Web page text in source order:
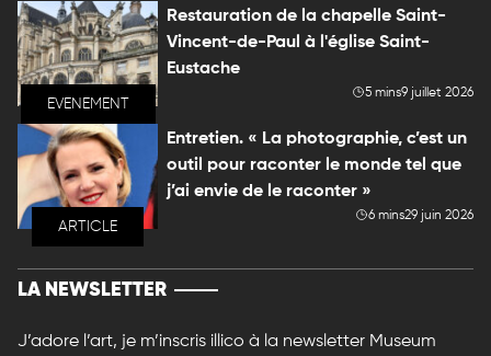
EVENEMENT
Restauration de la chapelle Saint-
Vincent-de-Paul à l'église Saint-
Eustache
5 mins9 juillet 2026
ARTICLE
Entretien. « La photographie, c’est un
outil pour raconter le monde tel que
j’ai envie de le raconter »
6 mins29 juin 2026
LA NEWSLETTER
J’adore l’art, je m’inscris illico à la newsletter Museum